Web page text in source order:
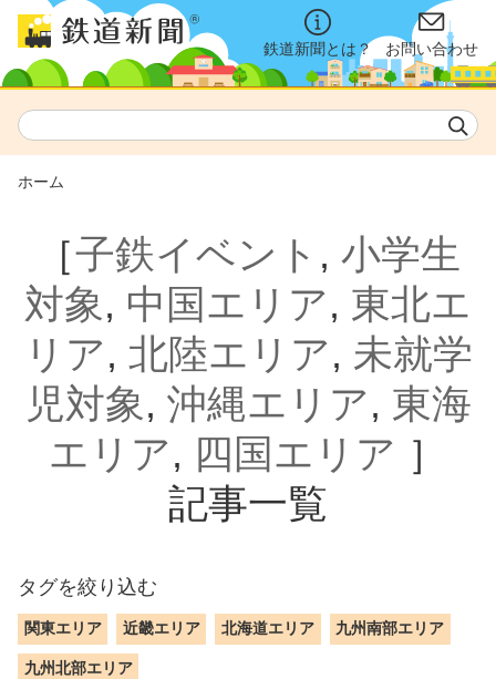
鉄道新聞とは？ お問い合わせ
ホーム
［子鉄イベント , 小学生
対象, 中国エリア, 東北エ
リア, 北陸エリア, 未就学
児対象, 沖縄エリア, 東海
エリア, 四国エリア ］
記事一覧
タグを絞り込む
関東エリア 近畿エリア 北海道エリア 九州南部エリア
九州北部エリア